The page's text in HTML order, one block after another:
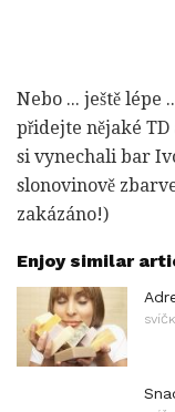
Nebo ... ještě lépe
přidejte nějaké
si vynechali bar
slonovinově
zakázáno!)
Enjoy similar